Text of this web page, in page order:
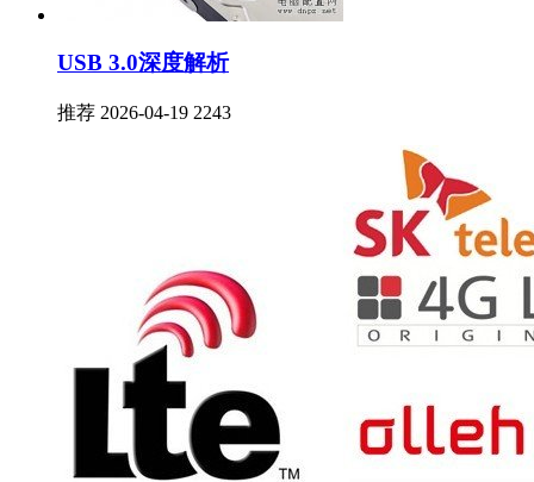
USB 3.0深度解析
推荐 2026-04-19 2243